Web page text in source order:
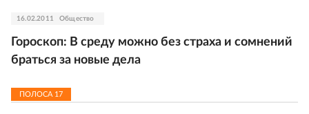
16.02.2011 Общество
Гороскоп: В среду можно без страха и сомнений
браться за новые дела
ПОЛОСА 17